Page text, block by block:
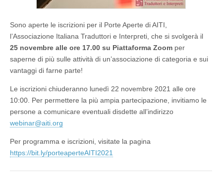
Sono aperte le iscrizioni per il Porte Aperte di AITI,
l’Associazione Italiana Traduttori e Interpreti, che si svolgerà il
25 novembre alle ore 17.00 su Piattaforma Zoom per
saperne di più sulle attività di un’associazione di categoria e sui
vantaggi di farne parte!
Le iscrizioni chiuderanno lunedì 22 novembre 2021 alle ore
10:00. Per permettere la più ampia partecipazione, invitiamo le
persone a comunicare eventuali disdette all’indirizzo
webinar@aiti.org
Per programma e iscrizioni, visitate la pagina
https://bit.ly/porteaperteAITI2021